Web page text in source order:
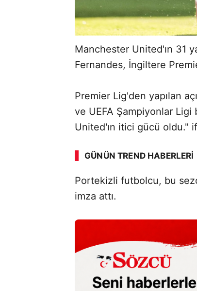
Manchester United'ın 31
Fernandes, İngiltere
Premier Lig'den yapılan
ve UEFA Şampiyonlar
United'ın itici gücü oldu."
GÜNÜN TREND HABERLERI
SÖZCÜ SON DAKİKA
Portekizli futbolcu, bu
imza attı.